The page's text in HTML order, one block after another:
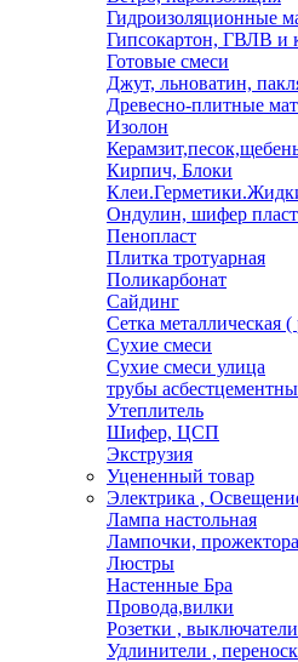
Гидроизоляционные
Гипсокартон, ГВЛВ и
Готовые смеси
Джут, льноватин,
Древесно-плитные
Изолон
Кирпич, Блоки
Ондулин, шифер
Пенопласт
Плитка тротуарная
Поликарбонат
Сайдинг
Сетка металлическая
Сухие смеси
Сухие смеси улица
трубы
Утеплитель
Шифер, ЦСП
Экструзия
Уцененный товар
Электрика ,
Лампа настольная
Лампочки, прожектора
Люстры
Настенные Бра
Провода,вилки
Розетки , выключатели
Удлинители ,